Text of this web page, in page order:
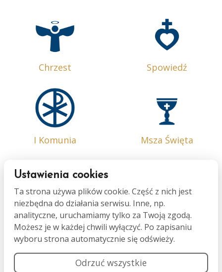
Chrzest Spowiedź
I Komunia Msza Święta
Bierzmowanie Małżeństwo
Ustawienia cookies
Ta strona używa plików cookie. Część z nich jest
niezbędna do działania serwisu. Inne, np.
analityczne, uruchamiamy tylko za Twoją zgodą.
Możesz je w każdej chwili wyłączyć. Po zapisaniu
wyboru strona automatycznie się odświeży.
Odrzuć wszystkie